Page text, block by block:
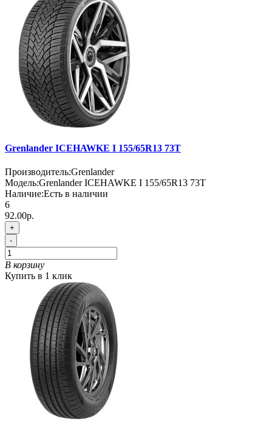
Grenlander ICEHAWKE I 155/65R13 73T
Производитель:Grenlander
Модель:Grenlander ICEHAWKE I 155/65R13 73T
Наличие:Есть в наличии
6
92.00р.
+
-
В корзину
Купить в 1 клик